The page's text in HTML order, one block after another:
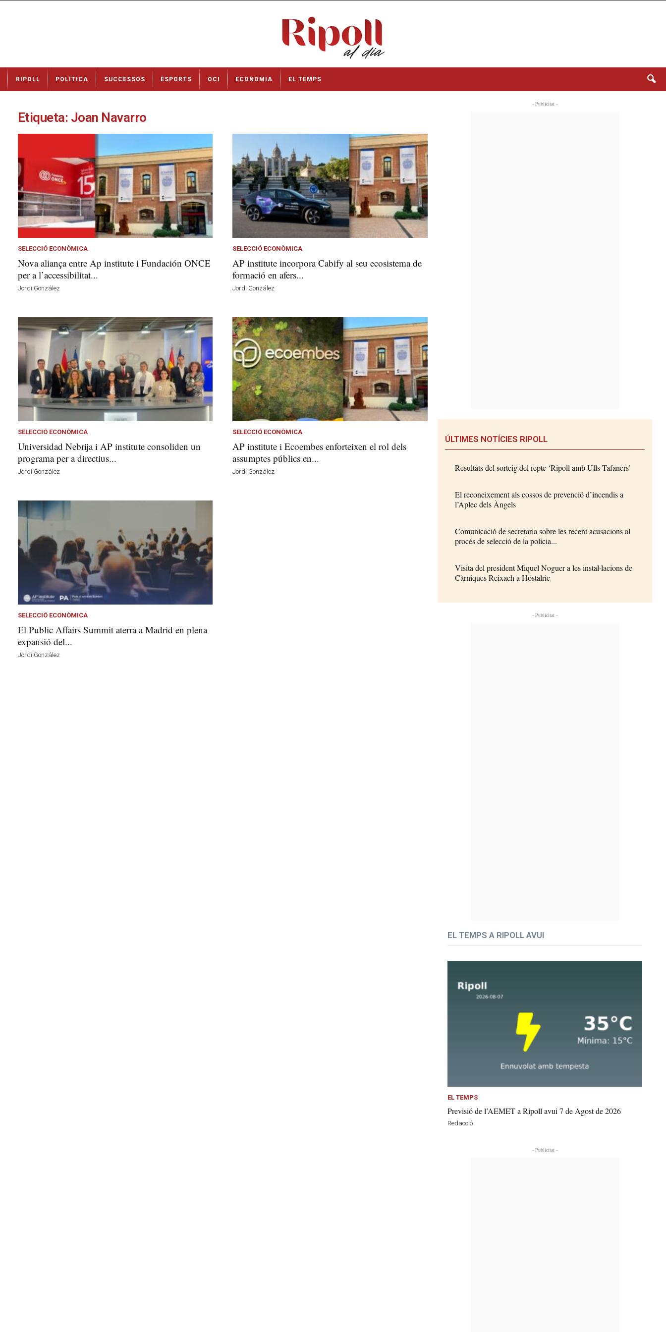
t
RIPOLL POLÍTICA SUCCESSOS ESPORTS OCI ECONOMIA EL TEMPS
Etiqueta: Joan Navarro
SELECCIÓ ECONÒMICA
Nova aliança entre Ap institute i Fundación ONCE
per a l’accessibilitat...
Jordi González
SELECCIÓ ECONÒMICA
AP institute incorpora Cabify al seu ecosistema de
formació en afers...
Jordi González
SELECCIÓ ECONÒMICA
Universidad Nebrija i AP institute consoliden un
programa per a directius...
Jordi González
SELECCIÓ ECONÒMICA
AP institute i Ecoembes enforteixen el rol dels
assumptes públics en...
Jordi González
SELECCIÓ ECONÒMICA
El Public Affairs Summit aterra a Madrid en plena
expansió del...
Jordi González
- Publicitat -
ÚLTIMES NOTÍCIES RIPOLL
Resultats del sorteig del repte ‘Ripoll amb Ulls Tafaners’
El reconeixement als cossos de prevenció d’incendis a
l’Aplec dels Àngels
Comunicació de secretaria sobre les recent acusacions al
procés de selecció de la policia...
Visita del president Miquel Noguer a les instal·lacions de
Càrniques Reixach a Hostalric
- Publicitat -
EL TEMPS A RIPOLL AVUI
EL TEMPS
Previsió de l’AEMET a Ripoll avui 7 de Agost de 2026
Redacció
- Publicitat -